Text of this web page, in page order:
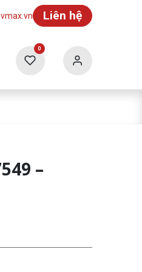
Liên hệ
0
–